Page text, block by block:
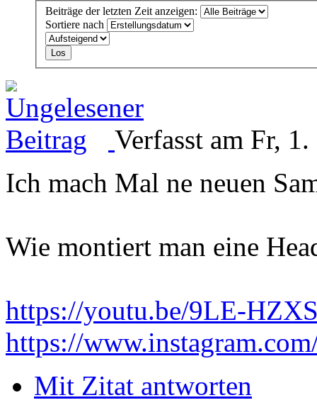
Beiträge der letzten Zeit anzeigen:
Sortiere nach
Verfasst am Fr,
Ich mach Mal ne neuen
Wie montiert man eine
https://youtu.be/9LE-
https://
Mit Zitat antworten